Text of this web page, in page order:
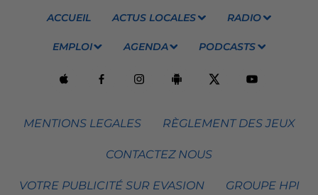
ACCUEIL ACTUS LOCALES RADIO
EMPLOI AGENDA PODCASTS
MENTIONS LEGALES RÈGLEMENT DES JEUX
CONTACTEZ NOUS
VOTRE PUBLICITÉ SUR EVASION GROUPE HPI